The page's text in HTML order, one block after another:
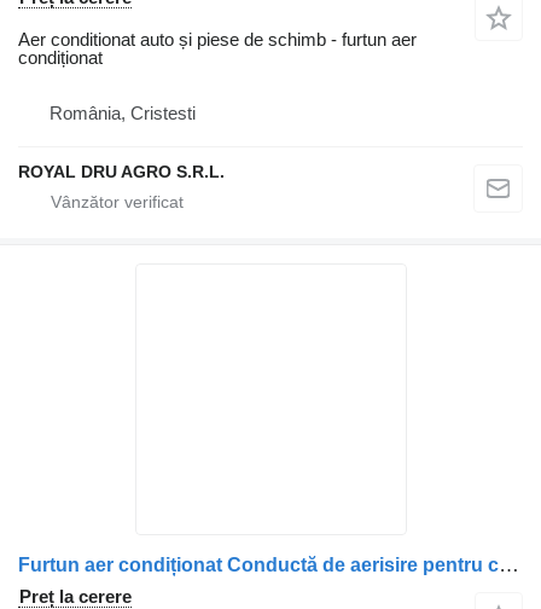
Aer conditionat auto și piese de schimb - furtun aer
condiționat
România, Cristesti
ROYAL DRU AGRO S.R.L.
Furtun aer condiționat Conductă de aerisire pentru camion Carter Scania 1822710/11
Preț la cerere